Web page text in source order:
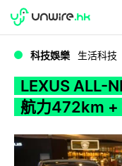
WWDC 2026
科技娛樂 生活科技
LEXUS ALL-
航力472km +